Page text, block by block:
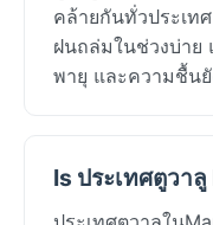
คล้ายกันทั่วประเท
ฝนถล่มในช่วงบ่าย
พายุ และความชื้น
Is ประเทศตูวา